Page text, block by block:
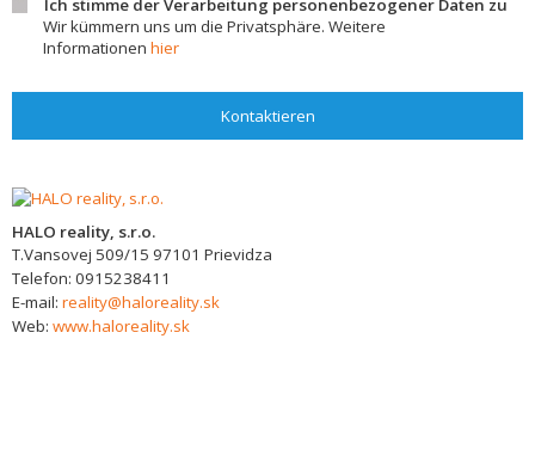
Ich stimme der Verarbeitung personenbezogener Daten zu
Wir kümmern uns um die Privatsphäre. Weitere
Informationen hier
Kontaktieren
HALO reality, s.r.o.
T.Vansovej 509/15 97101 Prievidza
Telefon: 0915238411
E-mail: reality@haloreality.sk
Web: www.haloreality.sk